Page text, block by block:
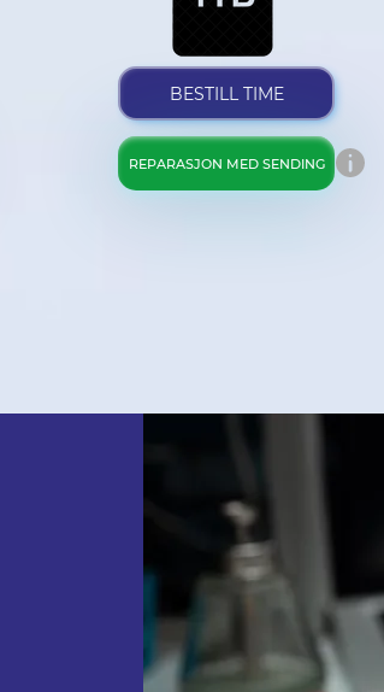
BESTILL TIME
REPARASJON MED SENDING